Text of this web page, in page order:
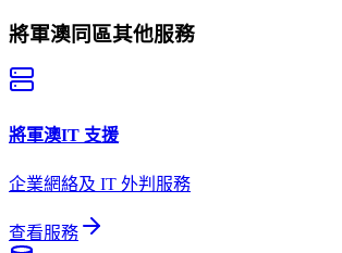
將軍澳同區其他服務
將軍澳IT 支援
企業網絡及 IT 外判服務
查看服務